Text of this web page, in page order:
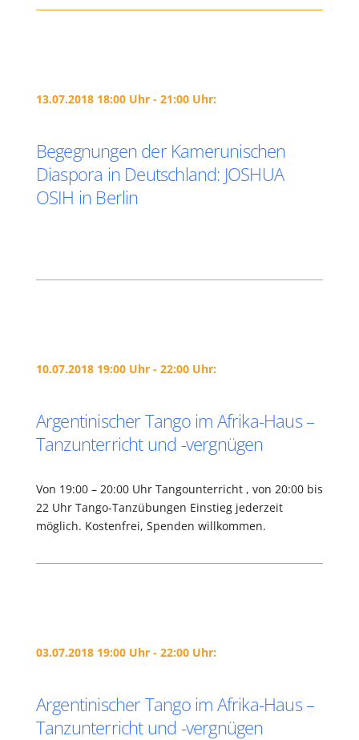
13.07.2018 18:00 Uhr - 21:00 Uhr:
Begegnungen der Kamerunischen
Diaspora in Deutschland: JOSHUA
OSIH in Berlin
10.07.2018 19:00 Uhr - 22:00 Uhr:
Argentinischer Tango im Afrika-Haus –
Tanzunterricht und -vergnügen
Von 19:00 – 20:00 Uhr Tangounterricht , von 20:00 bis
22 Uhr Tango-Tanzübungen Einstieg jederzeit
möglich. Kostenfrei, Spenden willkommen.
03.07.2018 19:00 Uhr - 22:00 Uhr:
Argentinischer Tango im Afrika-Haus –
Tanzunterricht und -vergnügen